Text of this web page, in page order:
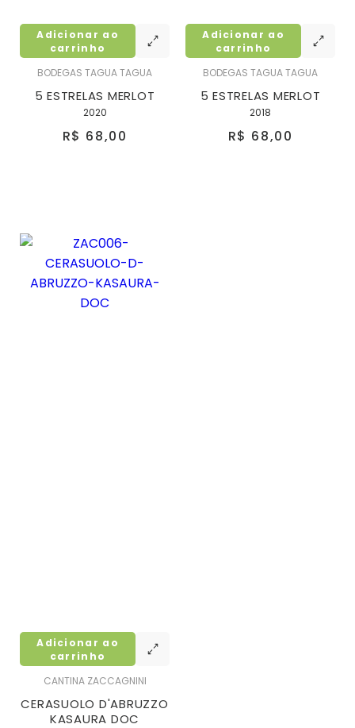
BODEGAS TAGUA TAGUA
5 ESTRELAS MERLOT
2020
R$ 68,00
Adicionar ao
carrinho
BODEGAS TAGUA TAGUA
5 ESTRELAS MERLOT
2018
R$ 68,00
Adicionar ao
carrinho
CANTINA ZACCAGNINI
CERASUOLO D'ABRUZZO
KASAURA DOC
Adicionar ao
carrinho